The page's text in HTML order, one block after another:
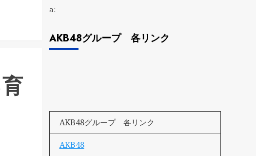
a:
AKB48グループ 各リンク
AKB48グループ 各リンク
AKB48